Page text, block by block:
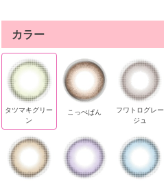
カラー
タツマキグリー
ン
こっぺぱん
フワトログレー
ジュ